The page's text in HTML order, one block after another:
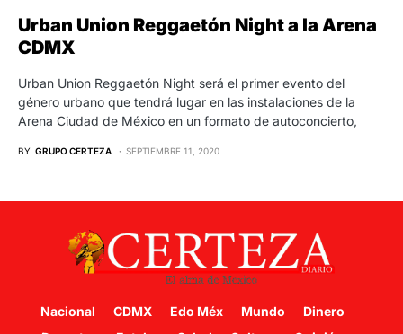
Urban Union Reggaetón Night a la Arena
CDMX
Urban Union Reggaetón Night será el primer evento del
género urbano que tendrá lugar en las instalaciones de la
Arena Ciudad de México en un formato de autoconcierto,
BY GRUPO CERTEZA SEPTIEMBRE 11, 2020
Nacional CDMX Edo Méx Mundo
Dinero